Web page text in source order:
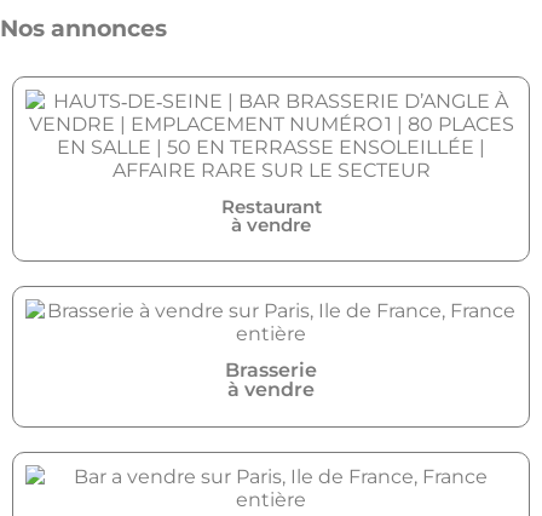
Nos annonces
Restaurant
à vendre
Brasserie
à vendre